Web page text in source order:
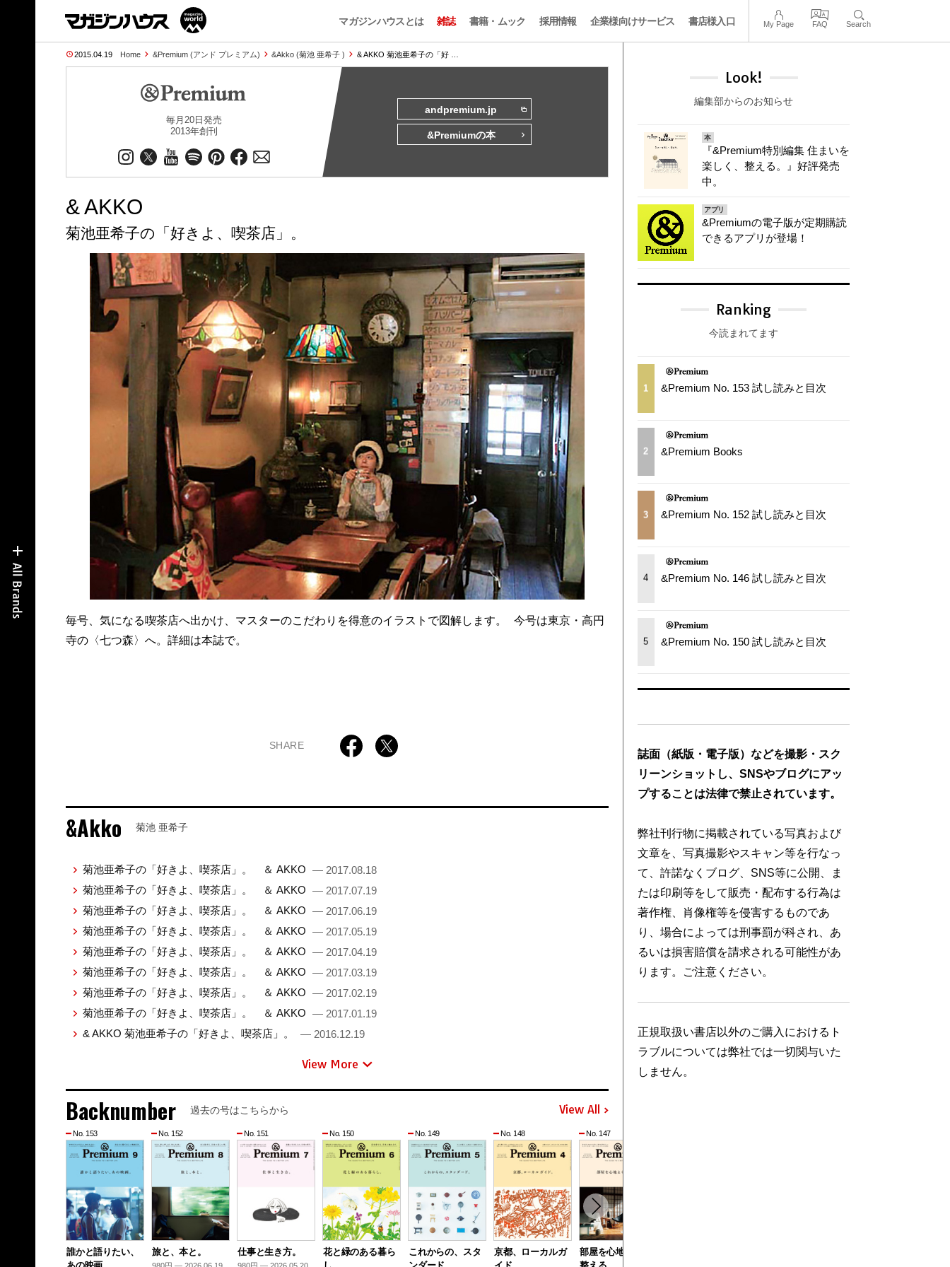
マガジンハウスとは 雑誌 書籍・ムック 採用情報 企業様向けサービス 書店様入口 My Page FAQ Search
2015.04.19 Home &Premium (アンド プレミアム) &Akko (菊池 亜希子 ) & AKKO 菊池亜希子の「好 …
毎月20日発売
2013年創刊
andpremium.jp
&Premiumの本
& AKKO
菊池亜希子の「好きよ、喫茶店」。
毎号、気になる喫茶店へ出かけ、マスターのこだわりを得意のイラストで図解します。 今号は東京・高円
寺の〈七つ森〉へ。詳細は本誌で。
SHARE
&Akko 菊池 亜希子
菊池亜希子の「好きよ、喫茶店」。 ＆ AKKO — 2017.08.18
菊池亜希子の「好きよ、喫茶店」。 ＆ AKKO — 2017.07.19
菊池亜希子の「好きよ、喫茶店」。 ＆ AKKO — 2017.06.19
菊池亜希子の「好きよ、喫茶店」。 ＆ AKKO — 2017.05.19
菊池亜希子の「好きよ、喫茶店」。 ＆ AKKO — 2017.04.19
菊池亜希子の「好きよ、喫茶店」。 ＆ AKKO — 2017.03.19
菊池亜希子の「好きよ、喫茶店」。 ＆ AKKO — 2017.02.19
菊池亜希子の「好きよ、喫茶店」。 ＆ AKKO — 2017.01.19
& AKKO 菊池亜希子の「好きよ、喫茶店」。
— 2016.12.19
View More
Backnumber 過去の号はこちらから View All
No. 153
誰かと語りたい、
No. 152
旅と、本と。
No. 151
仕事と生き方。
No. 150
花と緑のある暮ら
No. 149
これからの、スタ
No. 148
京都、ローカルガ
No. 147
部屋を心地よく、
Look!
編集部からのお知らせ
本
『&Premium特別編集 住まいを
楽しく、整える。』好評発売
中。
アプリ
&Premiumの電子版が定期購読
できるアプリが登場！
Ranking
今読まれてます
1 &Premium No. 153 試し読みと目次
2 &Premium Books
3 &Premium No. 152 試し読みと目次
4 &Premium No. 146 試し読みと目次
5 &Premium No. 150 試し読みと目次
誌面（紙版・電子版）などを撮影・スク
リーンショットし、SNSやブログにアッ
プすることは法律で禁止されています。
弊社刊行物に掲載されている写真および
文章を、写真撮影やスキャン等を行なっ
て、許諾なくブログ、SNS等に公開、ま
たは印刷等をして販売・配布する行為は
著作権、肖像権等を侵害するものであ
り、場合によっては刑事罰が科され、あ
るいは損害賠償を請求される可能性があ
ります。ご注意ください。
正規取扱い書店以外のご購入におけるト
ラブルについては弊社では一切関与いた
しません。